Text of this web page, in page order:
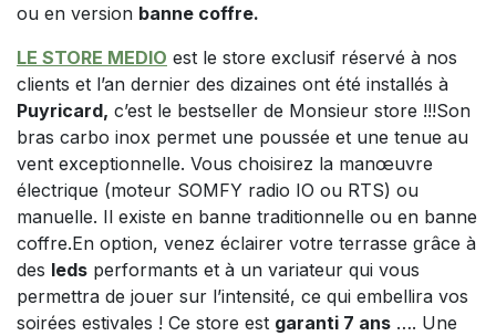
ou en version banne coffre.
LE STORE MEDIO est le store exclusif réservé à nos
clients et l’an dernier des dizaines ont été installés à
Puyricard, c’est le bestseller de Monsieur store !!!Son
bras carbo inox permet une poussée et une tenue au
vent exceptionnelle. Vous choisirez la manœuvre
électrique (moteur SOMFY radio IO ou RTS) ou
manuelle. Il existe en banne traditionnelle ou en banne
coffre.En option, venez éclairer votre terrasse grâce à
des leds performants et à un variateur qui vous
permettra de jouer sur l’intensité, ce qui embellira vos
soirées estivales ! Ce store est garanti 7 ans …. Une